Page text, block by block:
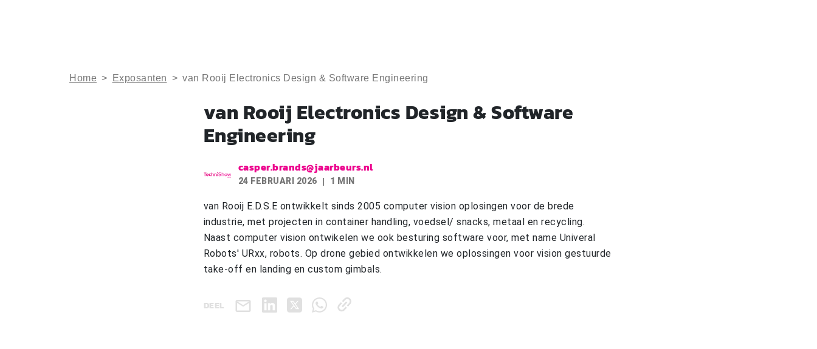
Home > Exposanten > van Rooij Electronics Design & Software Engineering
van Rooij Electronics Design & Software
Engineering
casper.brands@jaarbeurs.nl
24 FEBRUARI 2026 1 MIN
van Rooij E.D.S.E ontwikkelt sinds 2005 computer vision oplosingen voor de brede
industrie, met projecten in container handling, voedsel/ snacks, metaal en recycling.
Naast computer vision ontwikelen we ook besturing software voor, met name Univeral
Robots' URxx, robots. Op drone gebied ontwikkelen we oplossingen voor vision gestuurde
take-off en landing en custom gimbals.
DEEL